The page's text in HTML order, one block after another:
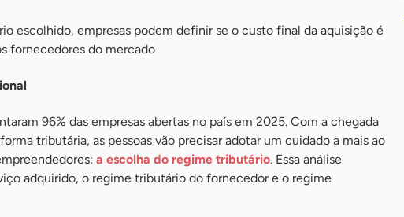
escolhido, empresas podem definir se o custo final da aquisição é
fornecedores do mercado
96% das empresas abertas no país em 2025. Com a chegada
tributária, as pessoas vão precisar adotar um cuidado a mais ao
a escolha do regime tributário. Essa análise
adquirido, o regime tributário do fornecedor e o regime